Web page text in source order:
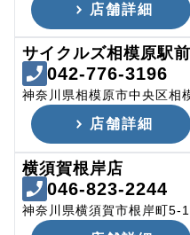
店舗詳細
サイクルズ相模原駅
042-776-3196
神奈川県相模原市中央区相
店舗詳細
横須賀根岸店
046-823-2244
神奈川県横須賀市根岸町5-